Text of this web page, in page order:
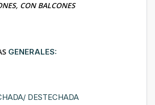
CON BALCONES
GENERALES:
DESTECHADA